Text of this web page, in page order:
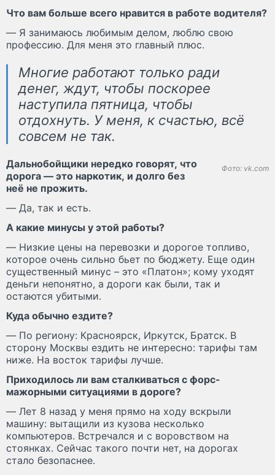
Что вам больше всего нравится в работе водителя?
— Я занимаюсь любимым делом, люблю свою
профессию. Для меня это главный плюс.
Многие работают только ради
денег, ждут, чтобы поскорее
наступила пятница, чтобы
отдохнуть. У меня, к счастью, всё
совсем не так.
Фото: vk.com
Дальнобойщики нередко говорят, что
дорога — это наркотик, и долго без
неё не прожить.
— Да, так и есть.
А какие минусы у этой работы?
— Низкие цены на перевозки и дорогое топливо,
которое очень сильно бьет по бюджету. Еще один
существенный минус – это «Платон»; кому уходят
деньги непонятно, а дороги как были, так и
остаются убитыми.
Куда обычно ездите?
— По региону: Красноярск, Иркутск, Братск. В
сторону Москвы ездить не интересно: тарифы там
ниже. На восток тарифы лучше.
Приходилось ли вам сталкиваться с форс-
мажорными ситуациями в дороге?
— Лет 8 назад у меня прямо на ходу вскрыли
машину: вытащили из кузова несколько
компьютеров. Встречался и с воровством на
стоянках. Сейчас такого почти нет, на дорогах
стало безопаснее.